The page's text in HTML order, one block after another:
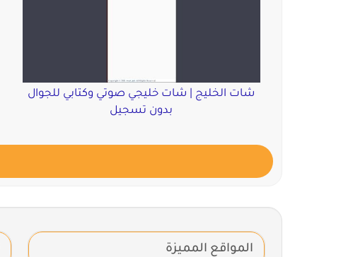
شات الخليج | شات خليجي صوتي وكتابي للجوال
بدون تسجيل
المواقع المميزة